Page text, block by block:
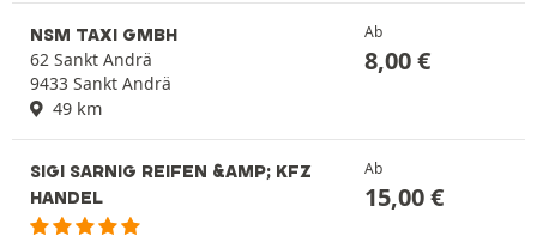
NSM TAXI GMBH
62 Sankt Andrä
9433 Sankt Andrä
49 km
Ab
8,00€
SIGI SARNIG REIFEN &AMP; KFZ
HANDEL
Ab
15,00€